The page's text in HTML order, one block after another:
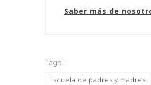
Saber más de
Tags :
Escuela de padres y madres